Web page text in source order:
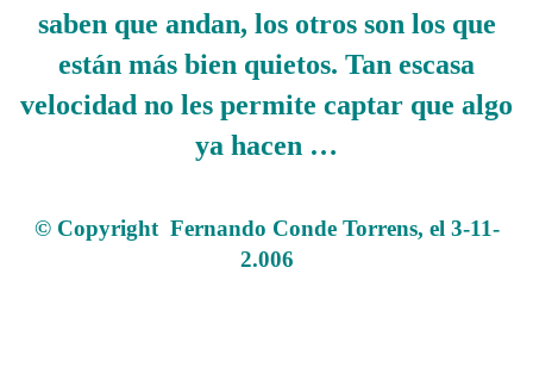
saben que andan, los otros son los que
están más bien quietos. Tan escasa
velocidad no les permite captar que algo
ya hacen …
© Copyright Fernando Conde Torrens, el 3-11-
2.006